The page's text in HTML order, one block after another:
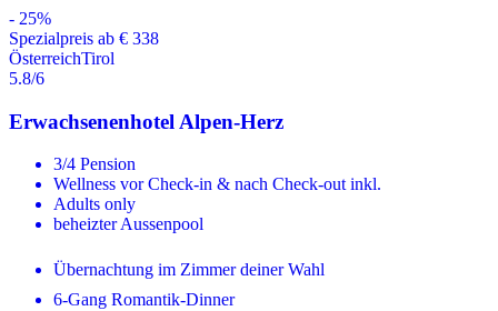
- 25%
Spezialpreis ab € 338
ÖsterreichTirol
5.8/6
Erwachsenenhotel Alpen-Herz
3/4 Pension
Wellness vor Check-in & nach Check-out inkl.
Adults only
beheizter Aussenpool
Übernachtung im Zimmer deiner Wahl
6-Gang Romantik-Dinner